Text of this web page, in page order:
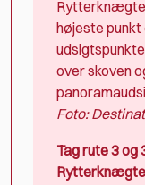
højeste
over skoven
Foto:
Tag rute 3 og